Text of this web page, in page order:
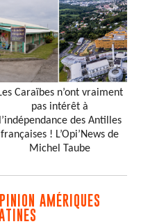
Caraïbes n’ont vraiment
pas intérêt à
l’indépendance des Antilles
françaises ! L’Opi’News de
Michel Taube
AMÉRIQUES